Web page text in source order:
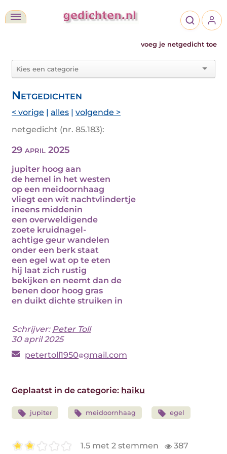
voeg je netgedicht toe
Netgedichten
< vorige | alles | volgende >
netgedicht (nr. 85.183):
29 april 2025
jupiter hoog aan
de hemel in het westen
op een meidoornhaag
vliegt een wit nachtvlindertje
ineens middenin
een overweldigende
zoete kruidnagel-
achtige geur wandelen
onder een berk staat
een egel wat op te eten
hij laat zich rustig
bekijken en neemt dan de
benen door hoog gras
en duikt dichte struiken in
Schrijver: Peter Toll
30 april 2025
petertoll1950 gmail.com
Geplaatst in de categorie: haiku
jupiter meidoornhaag egel
1.5 met 2 stemmen 387